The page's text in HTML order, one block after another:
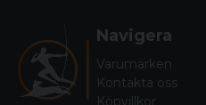
Navigera
Varumärken
Kontakta oss
Köpvillkor